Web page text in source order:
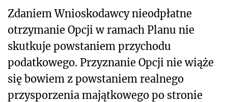
Zdaniem Wnioskodawcy nieodpłatne
otrzymanie Opcji w ramach Planu nie
skutkuje powstaniem przychodu
podatkowego. Przyznanie Opcji nie wiąże
się bowiem z powstaniem realnego
przysporzenia majątkowego po stronie